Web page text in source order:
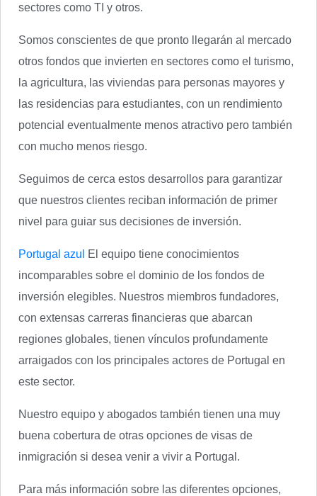
sectores como TI y otros.
Somos conscientes de que pronto llegarán al mercado
otros fondos que invierten en sectores como el turismo,
la agricultura, las viviendas para personas mayores y
las residencias para estudiantes, con un rendimiento
potencial eventualmente menos atractivo pero también
con mucho menos riesgo.
Seguimos de cerca estos desarrollos para garantizar
que nuestros clientes reciban información de primer
nivel para guiar sus decisiones de inversión.
Portugal azul
El equipo tiene conocimientos
incomparables sobre el dominio de los fondos de
inversión elegibles. Nuestros miembros fundadores,
con extensas carreras financieras que abarcan
regiones globales, tienen vínculos profundamente
arraigados con los principales actores de Portugal en
este sector.
Nuestro equipo y abogados también tienen una muy
buena cobertura de otras opciones de visas de
inmigración si desea venir a vivir a Portugal.
Para más información sobre las diferentes opciones,